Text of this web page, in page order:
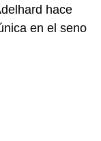
hace
en el seno